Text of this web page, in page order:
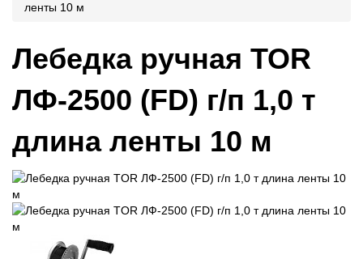
ленты 10 м
Лебедка ручная TOR
ЛФ-2500 (FD) г/п 1,0 т
длина ленты 10 м